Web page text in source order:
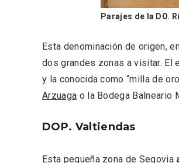
Parajes de la DO.
Esta denominación de origen,
dos grandes zonas a visitar. El
y la conocida como “milla de
Arzuaga o la Bodega Balneario
DOP. Valtiendas
Esta pequeña zona de Segovia